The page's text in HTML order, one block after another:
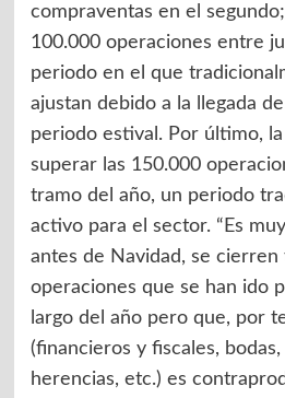
compraventas en el
100.000 operaciones entre
periodo en el que
ajustan debido a la llegada
periodo estival. Por último,
superar las 150.000
tramo del año, un periodo
activo para el sector. “Es
antes de Navidad, se cierren
operaciones que se han ido
largo del año pero que, por
(financieros y fiscales,
herencias, etc.) es